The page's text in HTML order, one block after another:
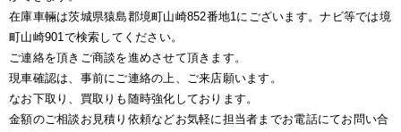
在庫車輛は茨城県猿島郡境町山崎852番地1にございます。ナビ等では境
町山崎901で検索してください。
ご連絡を頂きご商談を進めさせて頂きます。
現車確認は、事前にご連絡の上、ご来店願います。
なお下取り、買取りも随時強化しております。
金額のご相談お見積り依頼などお気軽に担当者までお電話にてお問い合